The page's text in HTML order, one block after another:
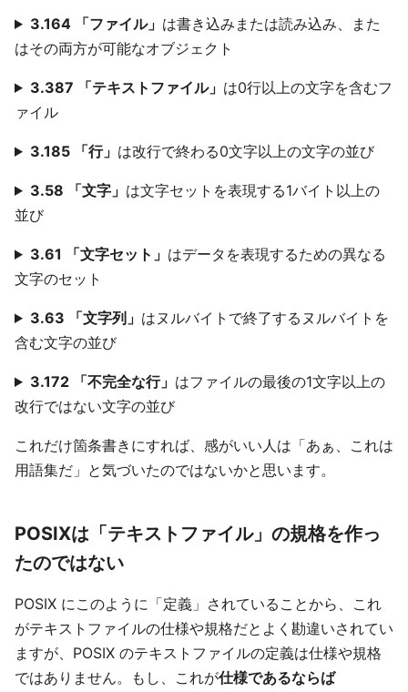
3.164 「ファイル」 は書き込みまたは読み込み、また
はその両方が可能なオブジェクト
3.387 「テキストファイル」 は0行以上の文字を含むフ
ァイル
3.185 「行」 は改行で終わる0文字以上の文字の並び
3.58 「文字」 は文字セットを表現する1バイト以上の
並び
3.61 「文字セット」 はデータを表現するための異なる
文字のセット
3.63 「文字列」 はヌルバイトで終了するヌルバイトを
含む文字の並び
3.172 「不完全な行」 はファイルの最後の1文字以上の
改行ではない文字の並び
これだけ箇条書きにすれば、感がいい人は「あぁ、これは
用語集だ」と気づいたのではないかと思います。
POSIXは「テキストファイル」の規格を作っ
たのではない
POSIX にこのように「定義」されていることから、これ
がテキストファイルの仕様や規格だとよく勘違いされてい
ますが、POSIX のテキストファイルの定義は仕様や規格
ではありません。もし、これが仕様であるならば